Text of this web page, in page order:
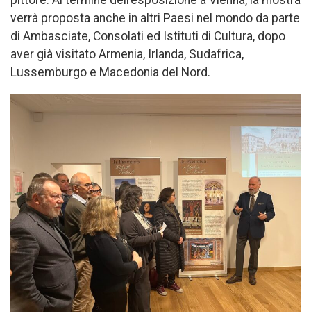
verrà proposta anche in altri Paesi nel mondo da parte
di Ambasciate, Consolati ed Istituti di Cultura, dopo
aver già visitato Armenia, Irlanda, Sudafrica,
Lussemburgo e Macedonia del Nord.